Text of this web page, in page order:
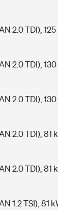
2.0 TDI),
2.0 TDI),
2.0 TDI),
2.0 TDI), 81
2.0 TDI), 81
1.2 TSI), 81